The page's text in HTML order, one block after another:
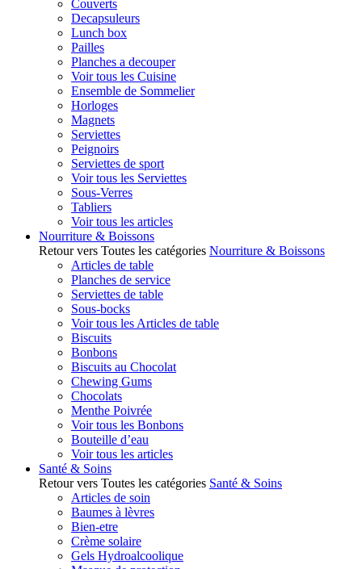
Couverts
Decapsuleurs
Lunch box
Pailles
Planches a decouper
Voir tous les Cuisine
Ensemble de Sommelier
Horloges
Magnets
Serviettes
Peignoirs
Serviettes de sport
Voir tous les Serviettes
Sous-Verres
Tabliers
Voir tous les articles
Nourriture & Boissons
Retour vers Toutes les catégories Nourriture & Boissons
Articles de table
Planches de service
Serviettes de table
Sous-bocks
Voir tous les Articles de table
Biscuits
Bonbons
Biscuits au Chocolat
Chewing Gums
Chocolats
Menthe Poivrée
Voir tous les Bonbons
Bouteille d’eau
Voir tous les articles
Santé & Soins
Retour vers Toutes les catégories Santé & Soins
Articles de soin
Baumes à lèvres
Bien-etre
Crème solaire
Gels Hydroalcoolique